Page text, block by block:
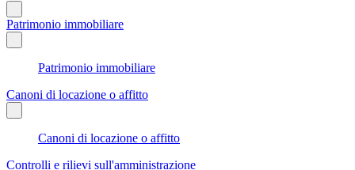
Patrimonio immobiliare
Patrimonio immobiliare
Canoni di locazione o affitto
Canoni di locazione o affitto
Controlli e rilievi sull'amministrazione